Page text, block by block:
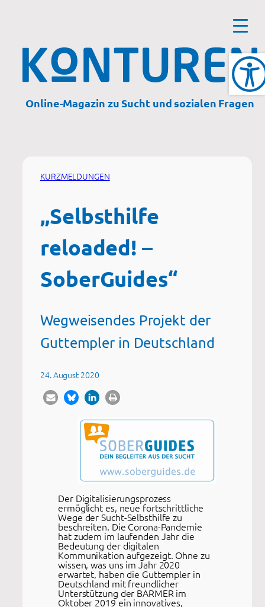
Online-Magazin zu Sucht und sozialen Fragen
KURZMELDUNGEN
„Selbsthilfe
reloaded! –
SoberGuides“
Wegweisendes Projekt der
Guttempler in Deutschland
24. August 2020
Der Digitalisierungsprozess
ermöglicht es, neue fortschrittliche
Wege der Sucht-Selbsthilfe zu
beschreiten. Die Corona-Pandemie
hat zudem im laufenden Jahr die
Bedeutung der digitalen
Kommunikation aufgezeigt. Ohne zu
wissen, was uns im Jahr 2020
erwartet, haben die Guttempler in
Deutschland mit freundlicher
Unterstützung der BARMER im
Oktober 2019 ein innovatives,